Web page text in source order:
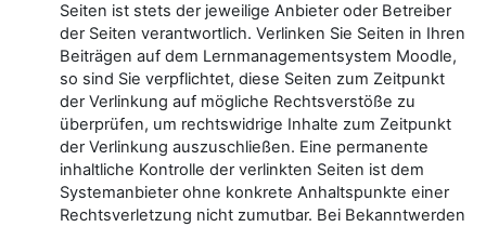
Seiten ist stets der jeweilige Anbieter oder Betreiber
der Seiten verantwortlich. Verlinken Sie Seiten in Ihren
Beiträgen auf dem Lernmanagementsystem Moodle,
so sind Sie verpflichtet, diese Seiten zum Zeitpunkt
der Verlinkung auf mögliche Rechtsverstöße zu
überprüfen, um rechtswidrige Inhalte zum Zeitpunkt
der Verlinkung auszuschließen. Eine permanente
inhaltliche Kontrolle der verlinkten Seiten ist dem
Systemanbieter ohne konkrete Anhaltspunkte einer
Rechtsverletzung nicht zumutbar. Bei Bekanntwerden